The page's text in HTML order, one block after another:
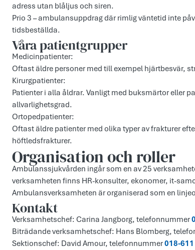
adress utan blåljus och siren.
Prio 3 – ambulansuppdrag där rimlig väntetid inte
tidsbeställda.
Våra patientgrupper
Medicinpatienter:
Oftast äldre personer med till exempel hjärtbesvär,
Kirurgpatienter:
Patienter i alla åldrar. Vanligt med buksmärtor eller
allvarlighetsgrad.
Ortopedpatienter:
Oftast äldre patienter med olika typer av frakturer
höftledsfrakturer.
Organisation och roller
Ambulanssjukvården ingår som en av 25
verksamheten finns HR-konsulter, ekonomer, it-
Ambulansverksamheten är organiserad som en
Kontakt
Verksamhetschef: Carina Jangborg, telefonnummer
Biträdande verksamhetschef: Hans Blomberg,
Sektionschef: David Amour, telefonnummer018-611